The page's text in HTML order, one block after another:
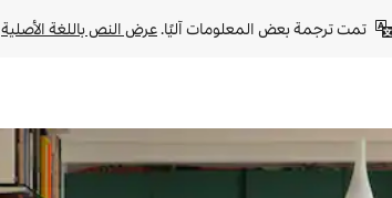
تمت ترجمة بعض المعلومات آليًا. عرض النص باللغة الأصلية